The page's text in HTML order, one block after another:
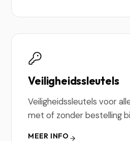
Veiligheidssleutels
Veiligheidssleutels voor
met of zonder bestelling
MEER INFO